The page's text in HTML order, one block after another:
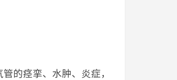
的痉挛、水肿、炎症，